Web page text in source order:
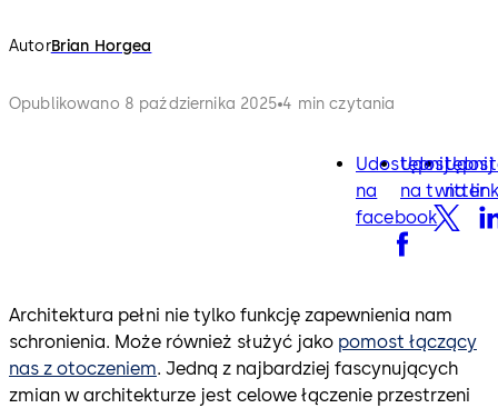
AutorBrian Horgea
Opublikowano 8 października 2025 4 min czytania
Udostępnij
na
facebook
facebook
Udostępnij
na twitter
twitter
na
Architektura pełni nie tylko funkcję zapewnienia nam
schronienia. Może również służyć jako pomost łączący
nas z otoczeniem. Jedną z najbardziej fascynujących
zmian w architekturze jest celowe łączenie przestrzeni